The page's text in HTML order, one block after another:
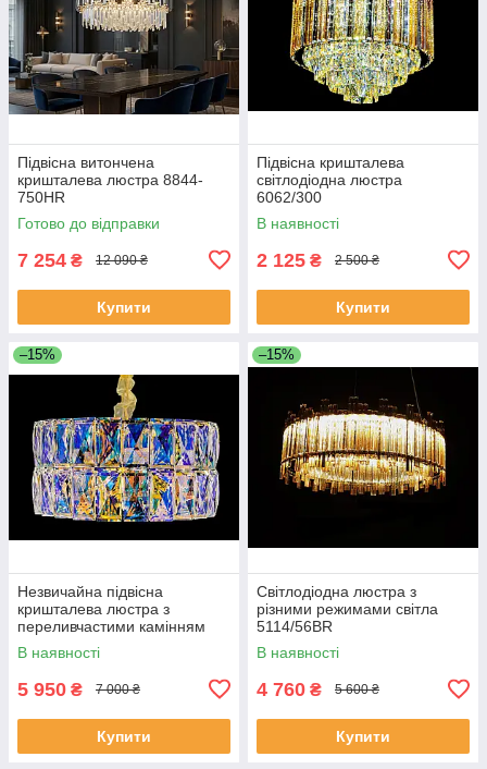
Підвісна витончена
кришталева люстра 8844-
750HR
Готово до відправки
7 254 ₴ 12 090 ₴
Купити
Підвісна кришталева
світлодіодна люстра
6062/300
В наявності
2 125 ₴ 2 500 ₴
Купити
–15%
Незвичайна підвісна
кришталева люстра з
переливчастими камінням
J028/500
В наявності
5 950 ₴ 7 000 ₴
Купити
–15%
Світлодіодна люстра з
різними режимами світла
5114/56BR
В наявності
4 760 ₴ 5 600 ₴
Купити